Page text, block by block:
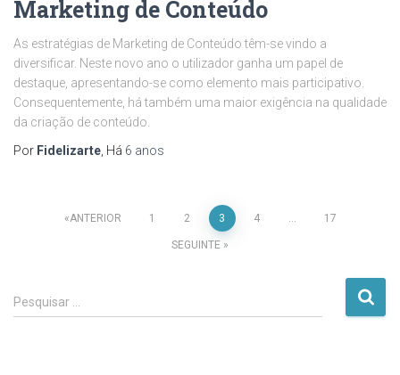
Marketing de Conteúdo
As estratégias de Marketing de Conteúdo têm-se vindo a
diversificar. Neste novo ano o utilizador ganha um papel de
destaque, apresentando-se como elemento mais participativo.
Consequentemente, há também uma maior exigência na qualidade
da criação de conteúdo.
Por Fidelizarte , Há 6 anos
Paginação
conteúdos
ANTERIOR 1 2 3 4 17
SEGUINTE
P
e
Pesquisar …